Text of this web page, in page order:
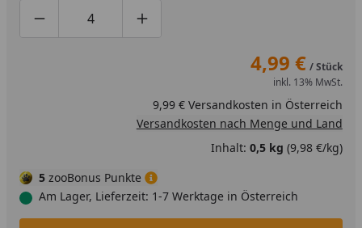
Produktmenge um eins verringern
Produktmenge manuell eingeben
Produktmenge um eins erhöhen
4,99 € / Stück
inkl. 13% MwSt.
9,99 € Versandkosten in Österreich
Versandkosten nach Menge und Land
Inhalt: 0,5 kg (9,98 €/kg)
5 zooBonus Punkte
Am Lager, Lieferzeit: 1-7 Werktage in Österreich